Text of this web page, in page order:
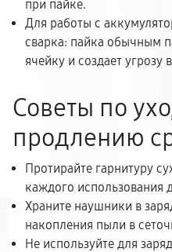
при пайке.
Для работы с
сварка: пайка обычным
ячейку и создает угрозу
Советы по
продлению
Протирайте гарнитуру
каждого использования
Храните наушники в
накопления пыли в
Не используйте для